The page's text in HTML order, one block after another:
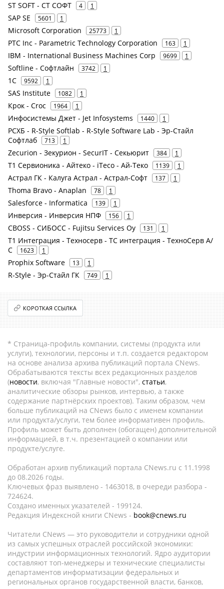
ST SOFT - СТ СОФТ 4 1
SAP SE 5601 1
Microsoft Corporation 25773 1
PTC Inc - Parametric Technology Corporation 163 1
IBM - International Business Machines Corp 9699 1
Softline - Софтлайн 3742 1
1С 9592 1
SAS Institute 1082 1
Крок - Croc 1964 1
Инфосистемы Джет - Jet Infosystems 1440 1
РСХБ - R-Style Softlab - R-Style Software Lab - Эр-Стайл
Софтлаб
713 1
Zecurion - Зекурион - SecurIT - Секьюрит 384 1
Т1 Сервионика - Айтеко - iTeco - Ай-Теко 1139 1
Астрал ГК - Калуга Астрал - Астрал-Софт 137 1
Thoma Bravo - Anaplan 78 1
Salesforce - Informatica 139 1
Инверсия - Инверсия НПФ 156 1
CBOSS - СИБОСС - Fujitsu Services Oy 131 1
Т1 Интеграция - Техносерв - ТС интеграция - ТехноСерв А/
С
1623 1
Prophix Software 13 1
R-Style - Эр-Стайл ГК 749 1
КОРОТКАЯ ССЫЛКА
* Страница-профиль компании, системы (продукта или
услуги), технологии, персоны и т.п. создается редактором
на основе анализа архива публикаций портала CNews.
Обрабатываются тексты всех редакционных разделов
(новости, включая "Главные новости", статьи,
аналитические обзоры рынков, интервью, а также
содержание партнёрских проектов). Таким образом, чем
больше публикаций на CNews было с именем компании
или продукта/услуги, тем более информативен профиль.
Профиль может быть дополнен (обогащен) дополнительной
информацией, в т.ч. презентацией о компании или
продукте/услуге.
Обработан архив публикаций портала CNews.ru c 11.1998
до 08.2026 годы.
Ключевых фраз выявлено - 1463018, в очереди разбора -
724624.
Создано именных указателей - 199124.
Редакция Индексной книги CNews - book@cnews.ru
Читатели CNews — это руководители и сотрудники одной
из самых успешных отраслей российской экономики:
индустрии информационных технологий. Ядро аудитории
составляют топ-менеджеры и технические специалисты
департаментов информатизации федеральных и
региональных органов государственной власти, банков,